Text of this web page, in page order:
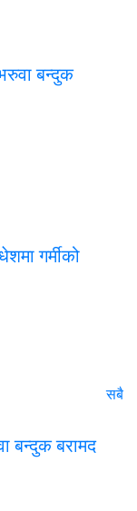
बन्दुक
गर्मीको
सबै
बन्दुक बरामद